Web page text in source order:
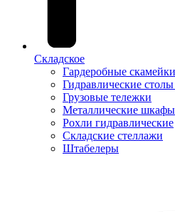
Складское
Гардеробные скамейки
Гидравлические
Грузовые тележки
Металлические шкафы
Рохли гидравлические
Складские стеллажи
Штабелеры